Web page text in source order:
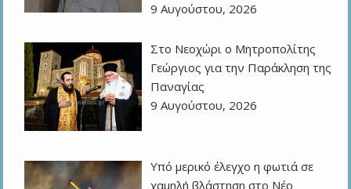
9 Αυγούστου, 2026
Στο Νεοχώρι ο Μητροπολίτης
Γεώργιος για την Παράκληση της
Παναγίας
9 Αυγούστου, 2026
Υπό μερικό έλεγχο η φωτιά σε
χαμηλή βλάστηση στο Νέο